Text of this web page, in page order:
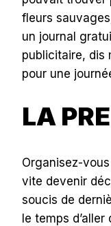
fleurs
un journal
publicitaire, dis
pour une
LA
Organisez-
vite devenir
soucis de
le temps